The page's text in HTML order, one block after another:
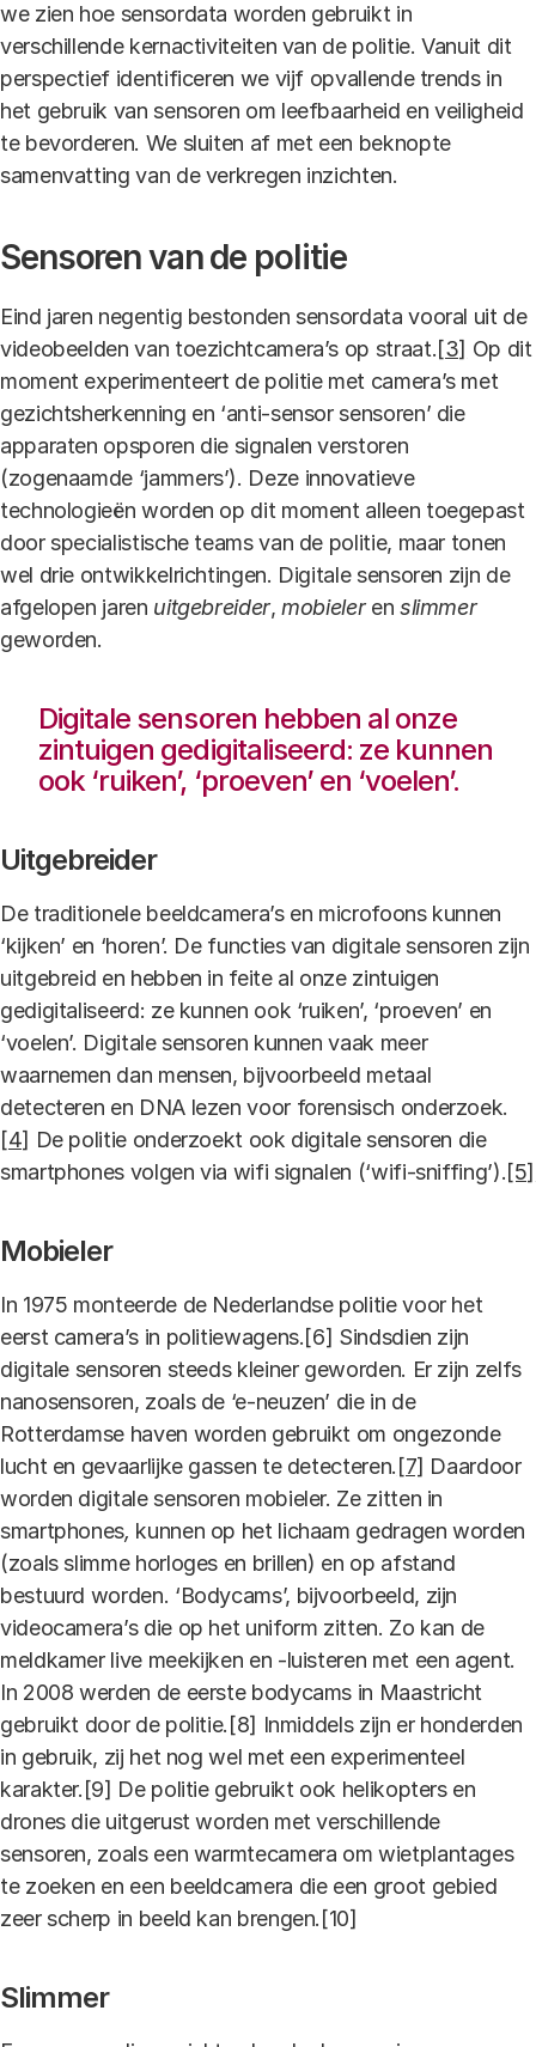
we zien hoe sensordata worden gebruikt in
verschillende kernactiviteiten van de politie. Vanuit dit
perspectief identificeren we vijf opvallende trends in
het gebruik van sensoren om leefbaarheid en veiligheid
te bevorderen. We sluiten af met een beknopte
samenvatting van de verkregen inzichten.
Sensoren van de politie
Eind jaren negentig bestonden sensordata vooral uit de
videobeelden van toezichtcamera’s op straat.[3] Op dit
moment experimenteert de politie met camera’s met
gezichtsherkenning en ‘anti-sensor sensoren’ die
apparaten opsporen die signalen verstoren
(zogenaamde ‘jammers’). Deze innovatieve
technologieën worden op dit moment alleen toegepast
door specialistische teams van de politie, maar tonen
wel drie ontwikkelrichtingen. Digitale sensoren zijn de
afgelopen jaren uitgebreider,mobieleren slimmer
geworden.
Digitale sensoren hebben al onze
zintuigen gedigitaliseerd: ze kunnen
ook ‘ruiken’, ‘proeven’ en ‘voelen’.
Uitgebreider
De traditionele beeldcamera’s en microfoons kunnen
‘kijken’ en ‘horen’. De functies van digitale sensoren zijn
uitgebreid en hebben in feite al onze zintuigen
gedigitaliseerd: ze kunnen ook ‘ruiken’, ‘proeven’ en
‘voelen’. Digitale sensoren kunnen vaak meer
waarnemen dan mensen, bijvoorbeeld metaal
detecteren en DNA lezen voor forensisch onderzoek.
[4] De politie onderzoekt ook digitale sensoren die
smartphones volgen via wifi signalen (‘wifi-sniffing’).[5]
Mobieler
In 1975 monteerde de Nederlandse politie voor het
eerst camera’s in politiewagens.[6] Sindsdien zijn
digitale sensoren steeds kleiner geworden. Er zijn zelfs
nanosensoren, zoals de ‘e-neuzen’ die in de
Rotterdamse haven worden gebruikt om ongezonde
lucht en gevaarlijke gassen te detecteren. [7] Daardoor
worden digitale sensoren mobieler. Ze zitten in
smartphones, kunnen op het lichaam gedragen worden
(zoals slimme horloges en brillen) en op afstand
bestuurd worden. ‘Bodycams’, bijvoorbeeld, zijn
videocamera’s die op het uniform zitten. Zo kan de
meldkamer live meekijken en -luisteren met een agent.
In 2008 werden de eerste bodycams in Maastricht
gebruikt door de politie.[8] Inmiddels zijn er honderden
in gebruik, zij het nog wel met een experimenteel
karakter.[9] De politie gebruikt ook helikopters en
drones die uitgerust worden met verschillende
sensoren, zoals een warmtecamera om wietplantages
te zoeken en een beeldcamera die een groot gebied
zeer scherp in beeld kan brengen.[10]
Slimmer